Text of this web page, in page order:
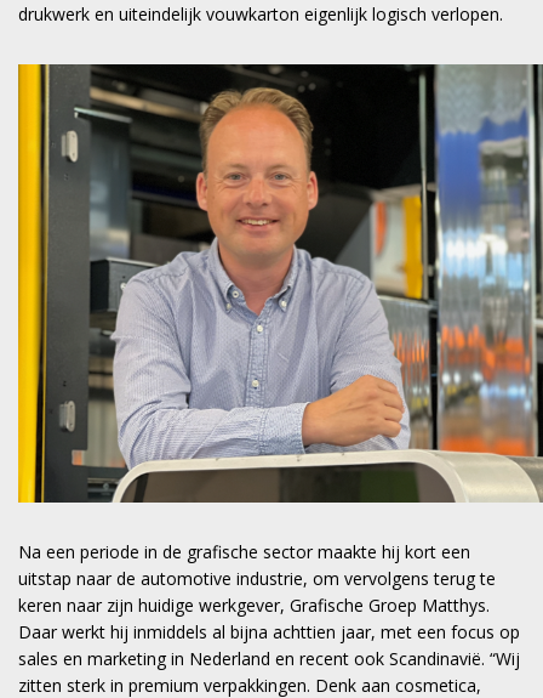
drukwerk en uiteindelijk vouwkarton eigenlijk logisch verlopen.
Na een periode in de grafische sector maakte hij kort een
uitstap naar de automotive industrie, om vervolgens terug te
keren naar zijn huidige werkgever, Grafische Groep Matthys.
Daar werkt hij inmiddels al bijna achttien jaar, met een focus op
sales en marketing in Nederland en recent ook Scandinavië. “Wij
zitten sterk in premium verpakkingen. Denk aan cosmetica,